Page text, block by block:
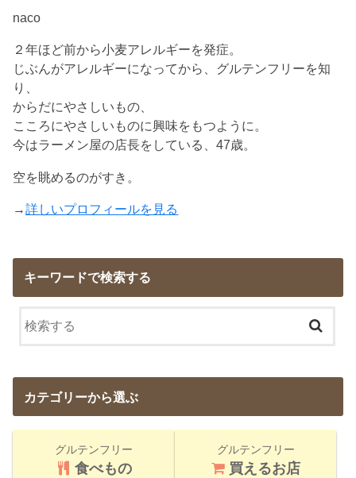
naco
２年ほど前から小麦アレルギーを発症。
じぶんがアレルギーになってから、グルテンフリーを知
り、
からだにやさしいもの、
こころにやさしいものに興味をもつように。
今はラーメン屋の店長をしている、47歳。
空を眺めるのがすき。
→詳しいプロフィールを見る
キーワードで検索する
カテゴリーから選ぶ
グルテンフリー
食べもの
グルテンフリー
買えるお店